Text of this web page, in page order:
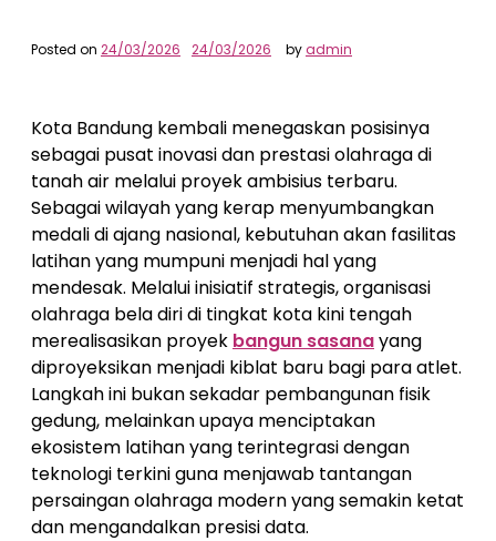
Posted on 24/03/2026 24/03/2026 byadmin
Kota Bandung kembali menegaskan posisinya
sebagai pusat inovasi dan prestasi olahraga di
tanah air melalui proyek ambisius terbaru.
Sebagai wilayah yang kerap menyumbangkan
medali di ajang nasional, kebutuhan akan fasilitas
latihan yang mumpuni menjadi hal yang
mendesak. Melalui inisiatif strategis, organisasi
olahraga bela diri di tingkat kota kini tengah
merealisasikan proyek bangun sasanayang
diproyeksikan menjadi kiblat baru bagi para atlet.
Langkah ini bukan sekadar pembangunan fisik
gedung, melainkan upaya menciptakan
ekosistem latihan yang terintegrasi dengan
teknologi terkini guna menjawab tantangan
persaingan olahraga modern yang semakin ketat
dan mengandalkan presisi data.